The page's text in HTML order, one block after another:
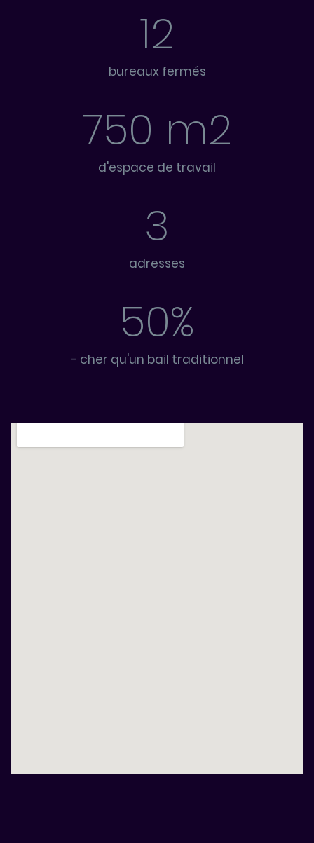
12
bureaux fermés
750 m2
d'espace de travail
3
adresses
50%
- cher qu'un bail traditionnel